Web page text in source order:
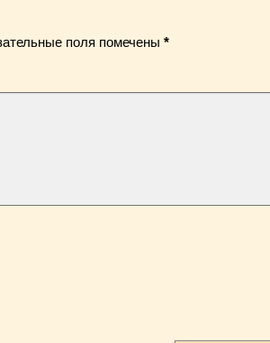
поля помечены *